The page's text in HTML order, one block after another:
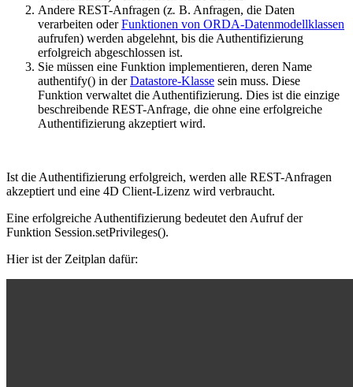
Andere REST-Anfragen (z. B. Anfragen, die Daten
verarbeiten oderFunktionen von ORDA-Datenmodellklassen
aufrufen) werden abgelehnt, bis die Authentifizierung
erfolgreich abgeschlossen ist.
Sie müssen eine Funktion implementieren, deren Name
authentify() in derDatastore-Klasse sein muss. Diese
Funktion verwaltet die Authentifizierung. Dies ist die einzige
beschreibende REST-Anfrage, die ohne eine erfolgreiche
Authentifizierung akzeptiert wird.
Ist die Authentifizierung erfolgreich, werden alle REST-Anfragen
akzeptiert und eine 4D Client-Lizenz wird verbraucht.
Eine erfolgreiche Authentifizierung bedeutet den Aufruf der
Funktion Session.setPrivileges().
Hier ist der Zeitplan dafür: